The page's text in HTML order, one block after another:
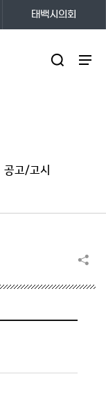
태백시의회
공고/고시